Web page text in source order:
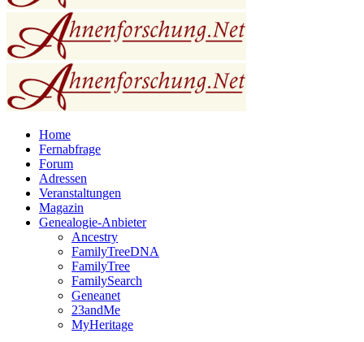
Home
Fernabfrage
Forum
Adressen
Veranstaltungen
Magazin
Genealogie-Anbieter
Ancestry
FamilyTreeDNA
FamilyTree
FamilySearch
Geneanet
23andMe
MyHeritage